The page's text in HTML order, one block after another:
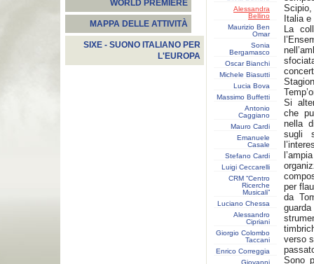
WORLD PREMIÈRE
MAPPA DELLE ATTIVITÀ
SIXE - SUONO ITALIANO PER
L'EUROPA
Alessandra
Bellino
Maurizio Ben
Omar
Sonia
Bergamasco
Oscar Bianchi
Michele Biasutti
Lucia Bova
Massimo Buffetti
Antonio
Caggiano
Mauro Cardi
Emanuele
Casale
Stefano Cardi
Luigi Ceccarelli
CRM “Centro
Ricerche
Musicali”
Luciano Chessa
Alessandro
Cipriani
Giorgio Colombo
Taccani
Enrico Correggia
Giovanni
Italia
La
Si
che
nella
sugli
per
da
verso
Sono